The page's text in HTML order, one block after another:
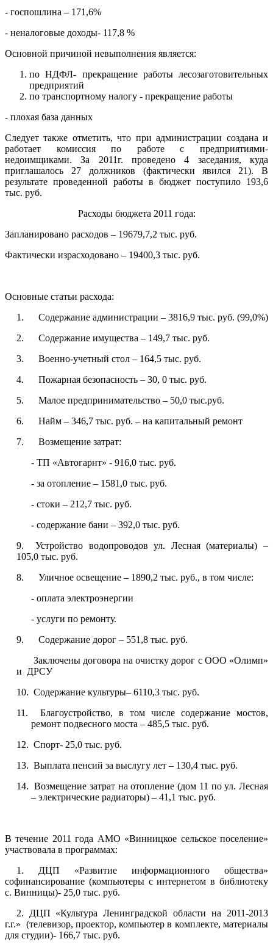
- госпошлина – 171,6%
- неналоговые доходы- 117,8 %
Основной причиной невыполнения является:
по НДФЛ- прекращение работы лесозаготовительных
предприятий
по транспортному налогу - прекращение работы
- плохая база данных
Следует также отметить, что при администрации создана и
работает комиссия по работе с предприятиями-
недоимщиками. За 2011г. проведено 4 заседания, куда
приглашалось 27 должников (фактически явился 21). В
результате проведенной работы в бюджет поступило 193,6
тыс. руб.
Расходы бюджета 2011 года:
Запланировано расходов – 19679,7,2 тыс. руб.
Фактически израсходовано – 19400,3 тыс. руб.
Основные статьи расхода:
1. Содержание администрации – 3816,9 тыс. руб. (99,0%)
2. Содержание имущества – 149,7 тыс. руб.
3. Военно-учетный стол – 164,5 тыс. руб.
4. Пожарная безопасность – 30, 0 тыс. руб.
5. Малое предпринимательство – 50,0 тыс.руб.
6. Найм – 346,7 тыс. руб. – на капитальный ремонт
7. Возмещение затрат:
- ТП «Автогарнт» - 916,0 тыс. руб.
- за отопление – 1581,0 тыс. руб.
- стоки – 212,7 тыс. руб.
- содержание бани – 392,0 тыс. руб.
9. Устройство водопроводов ул. Лесная (материалы) –
105,0 тыс. руб.
8. Уличное освещение – 1890,2 тыс. руб., в том числе:
- оплата электроэнергии
- услуги по ремонту.
9. Содержание дорог – 551,8 тыс. руб.
Заключены договора на очистку дорог с ООО «Олимп»
и ДРСУ
10. Содержание культуры– 6110,3 тыс. руб.
11. Благоустройство, в том числе содержание мостов,
ремонт подвесного моста – 485,5 тыс. руб.
12. Спорт- 25,0 тыс. руб.
13. Выплата пенсий за выслугу лет – 130,4 тыс. руб.
14. Возмещение затрат на отопление (дом 11 по ул. Лесная
– электрические радиаторы) – 41,1 тыс. руб.
В течение 2011 года АМО «Винницкое сельское поселение»
участвовала в программах:
1. ДЦП «Развитие информационного общества»
софинансирование (компьютеры с интернетом в библиотеку
с. Винницы)- 25,0 тыс. руб.
2. ДЦП «Культура Ленинградской области на 2011-2013
г.г.» (телевизор, проектор, компьютер в комплекте, материалы
для студии)- 166,7 тыс. руб.